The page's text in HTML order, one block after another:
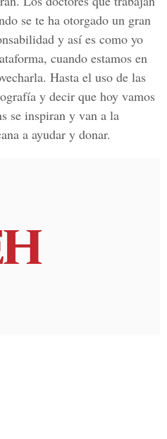
se te ha otorgado un gran
y así es como yo
cuando estamos en
Hasta el uso de las
y decir que hoy vamos
se inspiran y van a la
a ayudar y donar.